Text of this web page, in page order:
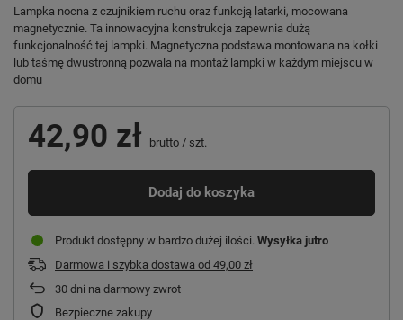
Lampka nocna z czujnikiem ruchu oraz funkcją latarki, mocowana
magnetycznie. Ta innowacyjna konstrukcja zapewnia dużą
funkcjonalność tej lampki. Magnetyczna podstawa montowana na kołki
lub taśmę dwustronną pozwala na montaż lampki w każdym miejscu w
domu
42,90 zł brutto / szt.
Dodaj do koszyka
Produkt dostępny w bardzo dużej ilości Wysyłka jutro
Darmowa i szybka dostawa od 49,00 zł
30 dni na darmowy zwrot
Bezpieczne zakupy